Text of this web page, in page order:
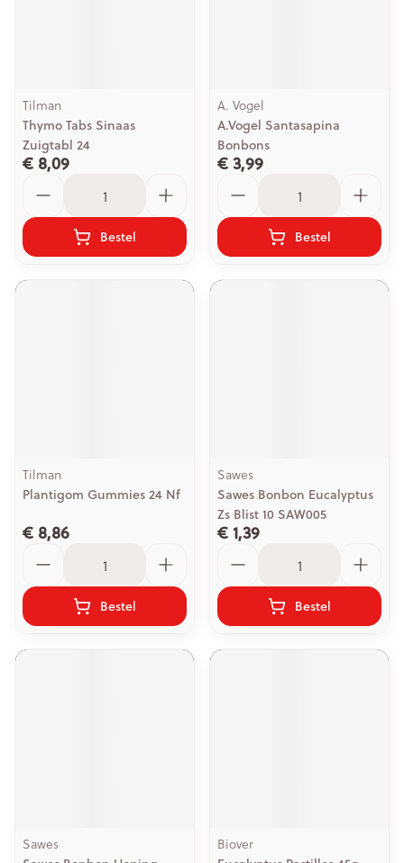
Tilman
Thymo Tabs Sinaas
Zuigtabl 24
€ 8,09
Bestel
A. Vogel
A.Vogel Santasapina
Bonbons
€ 3,99
Bestel
Tilman
Plantigom Gummies 24 Nf
€ 8,86
Bestel
Sawes
Sawes Bonbon Eucalyptus
Zs Blist 10 SAW005
€ 1,39
Bestel
Sawes Biover